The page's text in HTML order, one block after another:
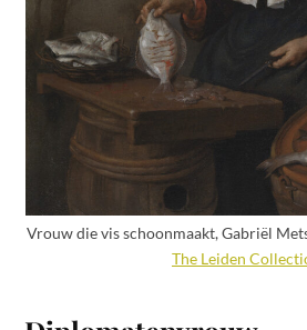
Vrouw die vis schoonmaakt, Gabriël
The Leiden